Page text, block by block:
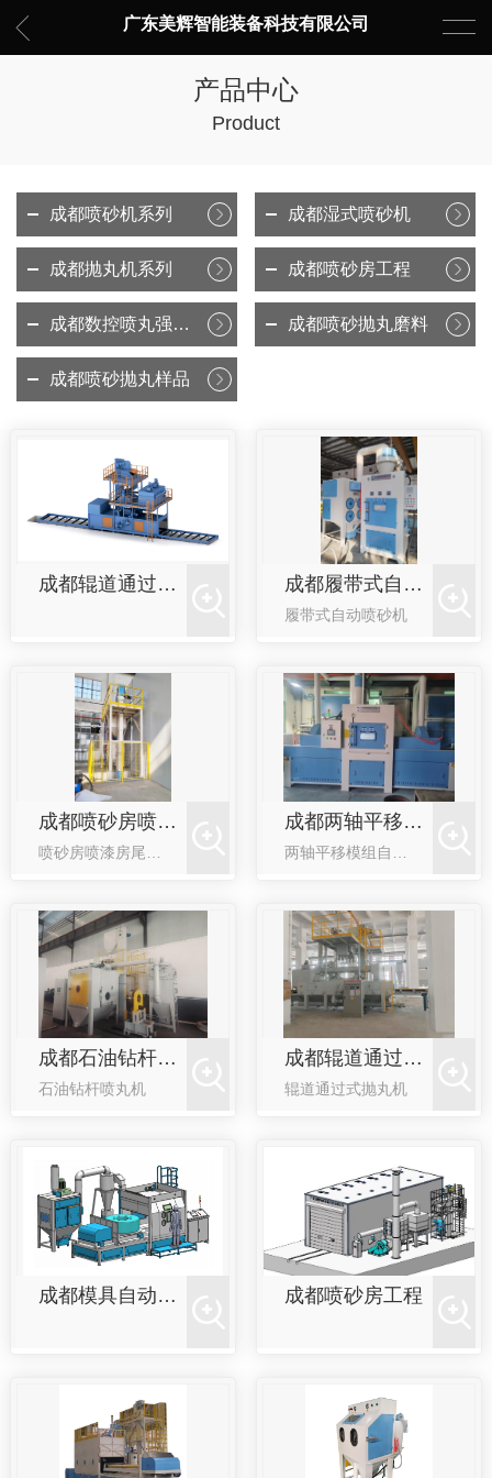
广东美辉智能装备科技有限公司
产品中心
Product
成都喷砂机系列 成都湿式喷砂机
成都抛丸机系列 成都喷砂房工程
成都数控喷丸强化设备 成都喷砂抛丸磨料
成都喷砂抛丸样品
成都辊道通过式抛丸机 成都履带式自动喷砂机
履带式自动喷砂机
成都喷砂房喷漆房尾气处理设备 成都两轴平移模组自动喷砂机
成都石油钻杆喷丸机
石油钻杆喷丸机
成都辊道通过式抛丸机
辊道通过式抛丸机
成都模具自动喷砂机 成都喷砂房工程